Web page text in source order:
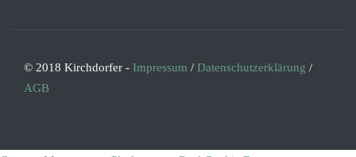
© 2018 Kirchdorfer - Impressum / Datenschutzerklärung /
AGB